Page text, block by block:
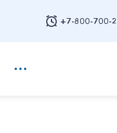
+7-800-700-